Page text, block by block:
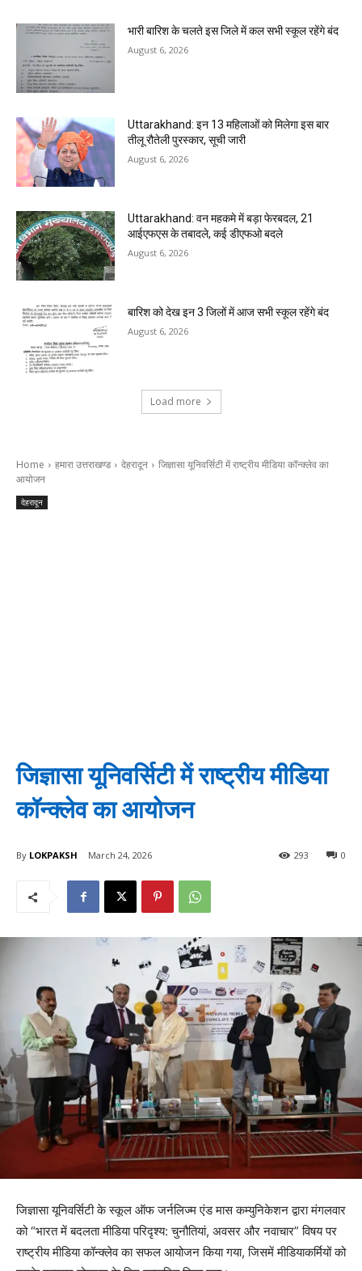
भारी बारिश के चलते इस जिले में कल सभी स्कूल रहेंगे बंद
August 6, 2026
Uttarakhand: इन 13 महिलाओं को मिलेगा इस बार
तीलू रौतेली पुरस्कार, सूची जारी
August 6, 2026
Uttarakhand: वन महकमे में बड़ा फेरबदल, 21
आईएफएस के तबादले, कई डीएफओ बदले
August 6, 2026
बारिश को देख इन 3 जिलों में आज सभी स्कूल रहेंगे बंद
August 6, 2026
Load more